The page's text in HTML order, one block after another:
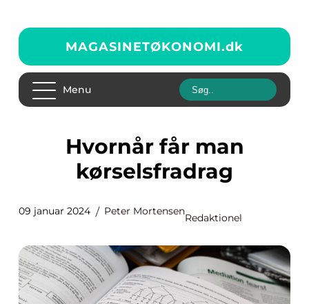
MAGASINETØKONOMI.dk
Menu
Hvornår får man
kørselsfradrag
09 januar 2024 Peter Mortensen
Redaktionel